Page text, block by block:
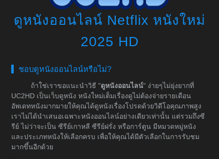
ดูหนังออนไลน์ Netflix หนังใหม่
2025 HD
ชอบดูหนังออนไลน์หรือไม่?
ถ้าใช่เราขอแนะนำวิธี "ดูหนังออนไลน์" ง่ายๆไม่ยุ่งยากที่
UC2HD เป็นเว็บดูหนัง หนังใหม่เต็มเรื่องดูไม่ต้องจ่ายรายเดือน
อัพเดทหนังมากมายให้คุณได้ดูหนังเรื่องโปรดด้วยวิดีโอคุณภาพสูง
เราไม่ได้นำเสนอเฉพาะหนังออนไลน์อย่างเดียวเท่านั้น แต่รวมถึงซี
รีย์ ไม่ว่าจะเป็น ซีรีย์เกาหลี ซีรีย์ฝรั่ง หรือการ์ตูน มีหมวดหมู่หนัง
และประเภทหนังให้เลือกครบ เพื่อให้คุณได้มีตัวเลือกในการรับชม
มากขึ้นอีกด้วย